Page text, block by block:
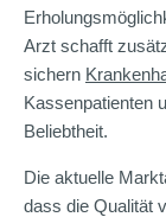
Arzt schafft
sichern
Kassenpatienten
Beliebtheit.
Die aktuelle
dass die Qualität